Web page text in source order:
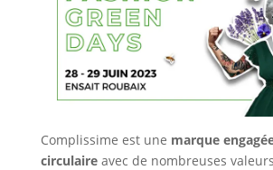
Complissime est une marque
circulaireavec de nombreuses